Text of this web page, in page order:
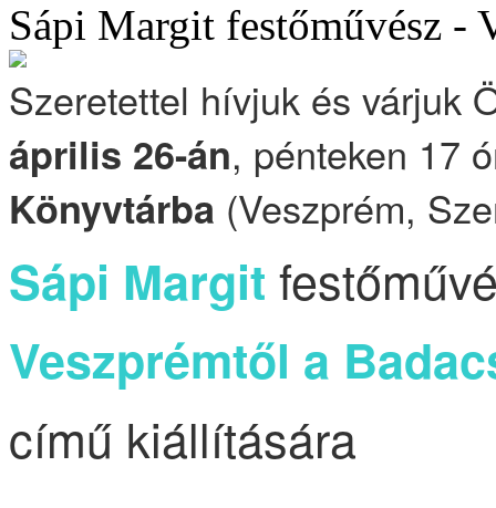
Sápi Margit festőművész -
Szeretettel hívjuk és várjuk
április 26-án, pénteken 17
Könyvtárba (Veszprém,
Sápi Margit
Veszprémtől a
című kiállítására